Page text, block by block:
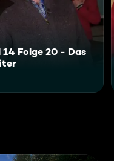
Folge 20 - Das